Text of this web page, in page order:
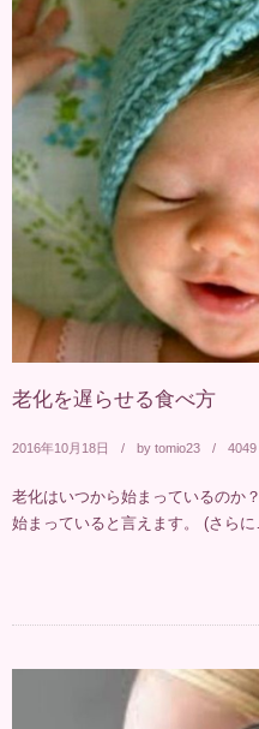
老化を遅らせる食べ方
2016年10月18日 by tomio23
老化はいつから始まっているのか
始まっていると言えます。 (さら